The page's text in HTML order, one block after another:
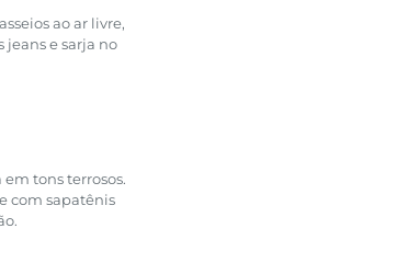
ao ar livre,
jeans e sarja no
tons terrosos.
com sapatênis